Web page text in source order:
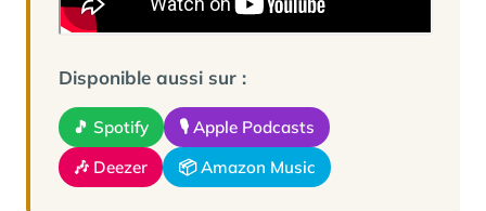
Disponible aussi sur :
🎵 Spotify
🎙️ Apple Podcasts
🎶 Deezer
📦 Amazon Music